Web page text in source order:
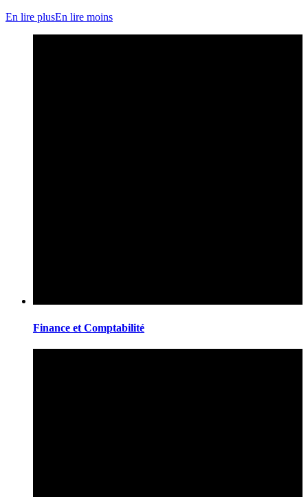
En lire plusEn lire moins
Finance et Comptabilité